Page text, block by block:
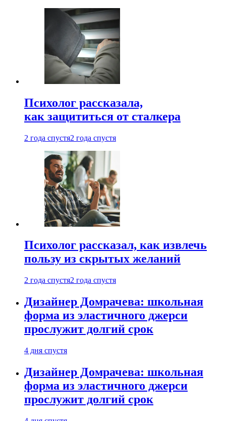
Психолог рассказала,
как защититься от сталкера
2 года спустя2 года спустя
Психолог рассказал, как извлечь
пользу из скрытых желаний
2 года спустя2 года спустя
Дизайнер Домрачева: школьная
форма из эластичного джерси
прослужит долгий срок
4 дня спустя
Дизайнер Домрачева: школьная
форма из эластичного джерси
прослужит долгий срок